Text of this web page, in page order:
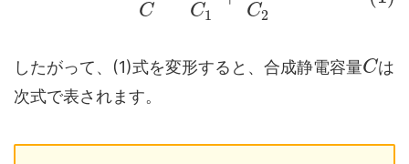
C C1 C2
したがって、(1)式を変形すると、合成静電容量Cは
次式で表されます。